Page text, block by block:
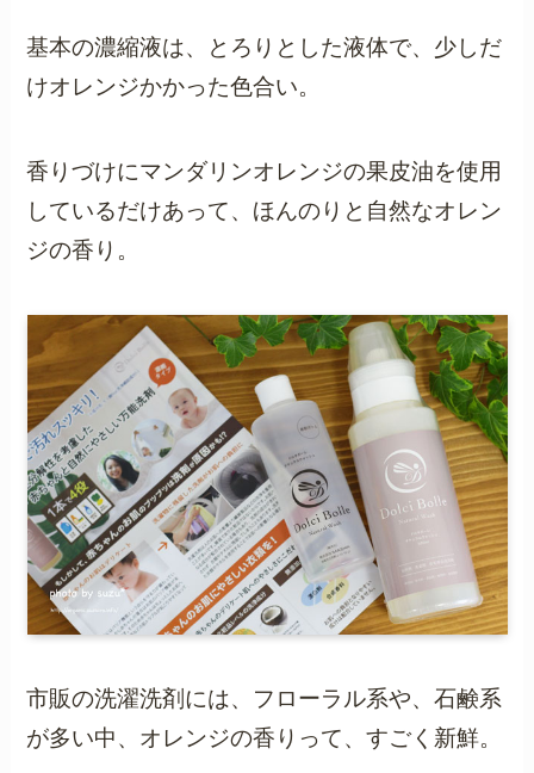
基本の濃縮液は、とろりとした液体で、少しだ
けオレンジかかった色合い。
香りづけにマンダリンオレンジの果皮油を使用
しているだけあって、ほんのりと自然なオレン
ジの香り。
市販の洗濯洗剤には、フローラル系や、石鹸系
が多い中、オレンジの香りって、すごく新鮮。